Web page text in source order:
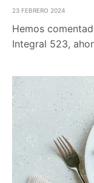
23 FEBRERO 2024
Hemos
Integral 523,